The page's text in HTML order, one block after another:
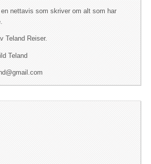
en nettavis som skriver om alt som har
Teland Reiser.
Teland